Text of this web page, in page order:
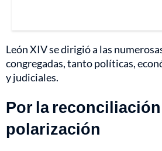
León XIV se dirigió a las
congregadas, tanto políticas,
y judiciales.
Por la
polarización